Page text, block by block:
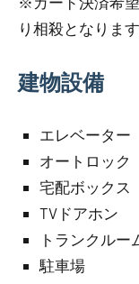
り相殺となります
建物設備
エレベーター
オートロック
宅配ボックス
TVドアホン
トランクルー
駐車場